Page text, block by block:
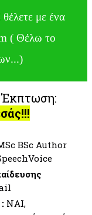
με ένα
( Θέλω το
Έκπτωση:
BSc Author
ΝΑΙ,